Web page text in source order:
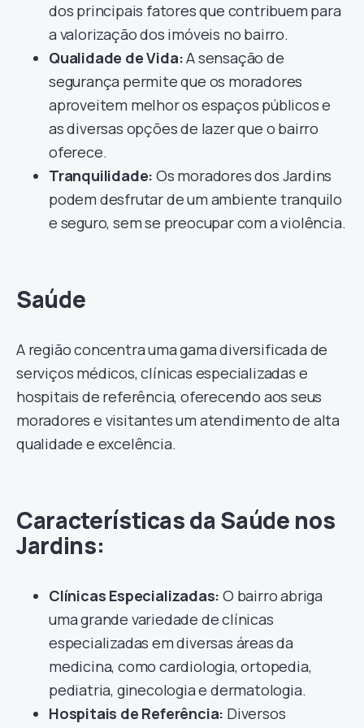
dos principais fatores que contribuem para
a valorização dos imóveis no bairro.
Qualidade de Vida:A sensação de
segurança permite que os moradores
aproveitem melhor os espaços públicos e
as diversas opções de lazer que o bairro
oferece.
Tranquilidade: Os moradores dos Jardins
podem desfrutar de um ambiente tranquilo
e seguro, sem se preocupar com a violência.
Saúde
A região concentra uma gama diversificada de
serviços médicos, clínicas especializadas e
hospitais de referência, oferecendo aos seus
moradores e visitantes um atendimento de alta
qualidade e excelência.
Características da Saúde nos
Jardins:
Clínicas Especializadas: O bairro abriga
uma grande variedade de clínicas
especializadas em diversas áreas da
medicina, como cardiologia, ortopedia,
pediatria, ginecologia e dermatologia.
Hospitais de Referência: Diversos